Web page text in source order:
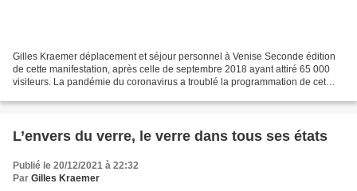
Gilles Kraemer déplacement et séjour personnel à Venise Seconde édition
de cette manifestation, après celle de septembre 2018 ayant attiré 65 000
visiteurs. La pandémie du coronavirus a troublé la programmation de cet
L’envers du verre, le verre dans tous ses états
Publié le 20/12/2021 à 22:32
Par Gilles Kraemer